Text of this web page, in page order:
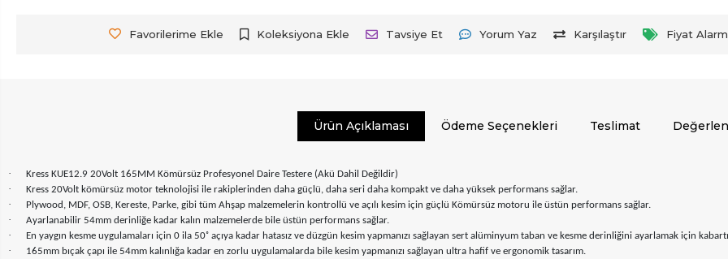
Favorilerime Ekle Koleksiyona Ekle Tavsiye Et Yorum Yaz Karşılaştır Fiyat
Ürün Açıklaması Ödeme Seçenekleri Teslimat
· Kress KUE12.9 20Volt 165MM Kömürsüz Profesyonel Daire Testere (Akü Dahil Değildir)
· Kress 20Volt kömürsüz motor teknolojisi ile rakiplerinden daha güçlü, daha seri daha kompakt ve daha yüksek performans sağlar.
· Plywood, MDF, OSB, Kereste, Parke, gibi tüm Ahşap malzemelerin kontrollü ve açılı kesim için güçlü Kömürsüz motoru ile üstün performans sağlar.
· Ayarlanabilir 54mm derinliğe kadar kalın malzemelerde bile üstün performans sağlar.
· En yaygın kesme uygulamaları için 0 ila 50˚ açıya kadar hatasız ve düzgün kesim yapmanızı sağlayan sert alüminyum taban ve kesme derinliğini ayarlamak için
· 165mm bıçak çapı ile 54mm kalınlığa kadar en zorlu uygulamalarda bile kesim yapmanızı sağlayan ultra hafif ve ergonomik tasarım.